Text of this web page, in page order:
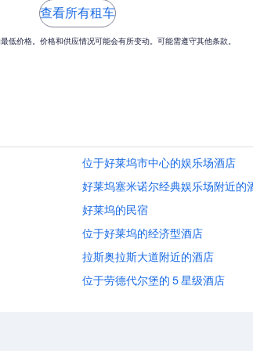
查看所有租车
低价格。价格和供应情况可能会有所变动。可能需遵守其他条款。
位于好莱坞市中心的娱乐场酒店
好莱坞塞米诺尔经典娱乐场附近的
好莱坞的民宿
位于好莱坞的经济型酒店
拉斯奥拉斯大道附近的酒店
位于劳德代尔堡的 5 星级酒店